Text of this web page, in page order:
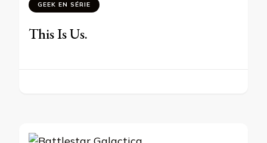
GEEK EN SÉRIE
This Is Us.